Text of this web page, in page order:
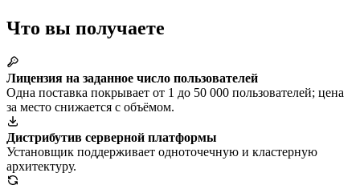
Что вы получаете
Лицензия на заданное число пользователей
Одна поставка покрывает от 1 до 50 000 пользователей; цена
за место снижается с объёмом.
Дистрибутив серверной платформы
Установщик поддерживает одноточечную и кластерную
архитектуру.